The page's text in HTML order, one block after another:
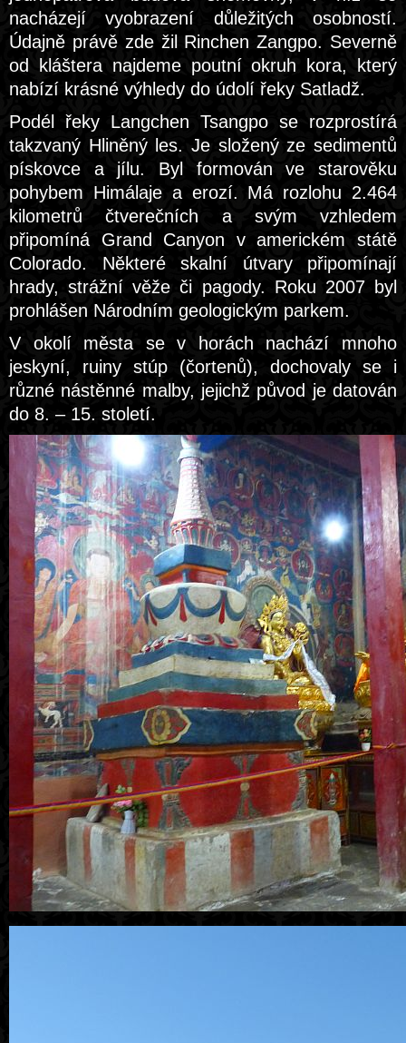
nacházejí vyobrazení důležitých osobností.
Údajně právě zde žil Rinchen Zangpo. Severně
od kláštera najdeme poutní okruh kora, který
nabízí krásné výhledy do údolí řeky Satladž.
Podél řeky Langchen Tsangpo se rozprostírá
takzvaný Hliněný les. Je složený ze sedimentů
pískovce a jílu. Byl formován ve starověku
pohybem Himálaje a erozí. Má rozlohu 2.464
kilometrů čtverečních a svým vzhledem
připomíná Grand Canyon v americkém státě
Colorado. Některé skalní útvary připomínají
hrady, strážní věže či pagody. Roku 2007 byl
prohlášen Národním geologickým parkem.
V okolí města se v horách nachází mnoho
jeskyní, ruiny stúp (čortenů), dochovaly se i
různé nástěnné malby, jejichž původ je datován
do 8. – 15. století.